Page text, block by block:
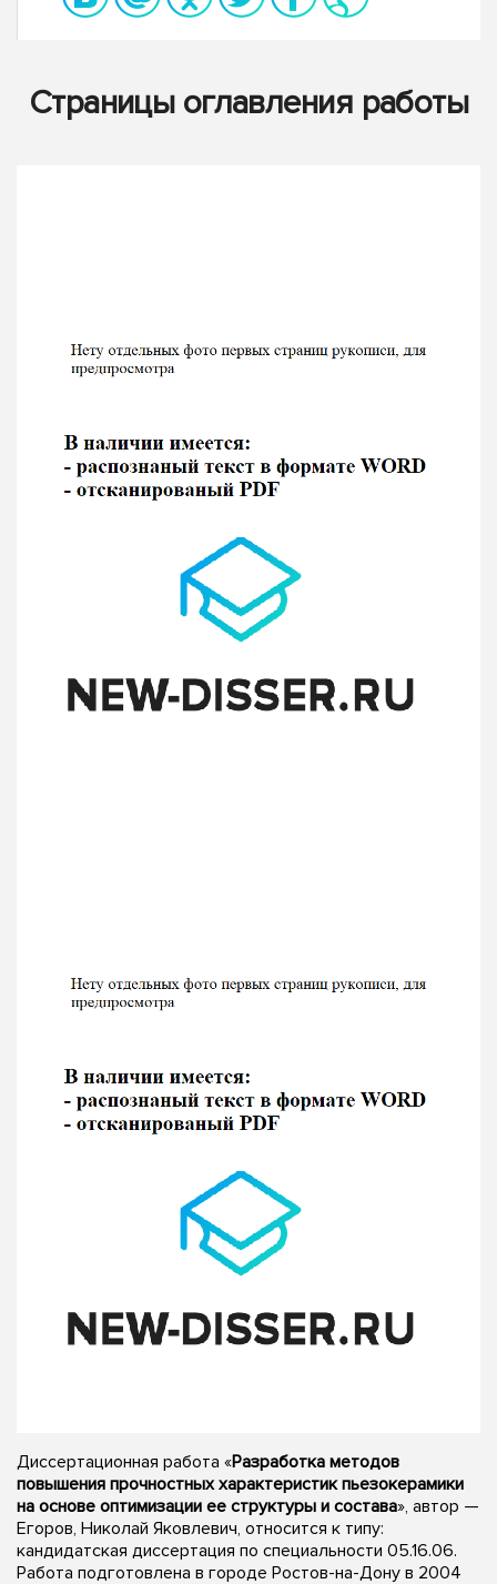
Страницы оглавления работы
Диссертационная работа «Разработка методов
повышения прочностных характеристик пьезокерамики
на основе оптимизации ее структуры и состава», автор —
Егоров, Николай Яковлевич, относится к типу:
кандидатская диссертация по специальности 05.16.06.
Работа подготовлена в городе Ростов-на-Дону в 2004